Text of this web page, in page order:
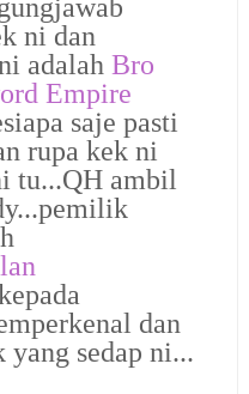
ni dan
adalah Bro
Empire
saje pasti
rupa kek ni
tu...QH ambil
dan
yang sedap ni...